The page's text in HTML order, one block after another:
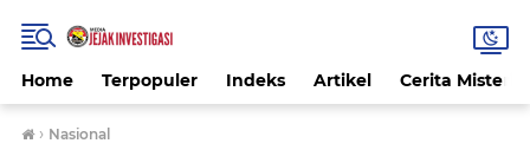
Home Terpopuler Indeks Artikel Cerita Misteri
› Nasional